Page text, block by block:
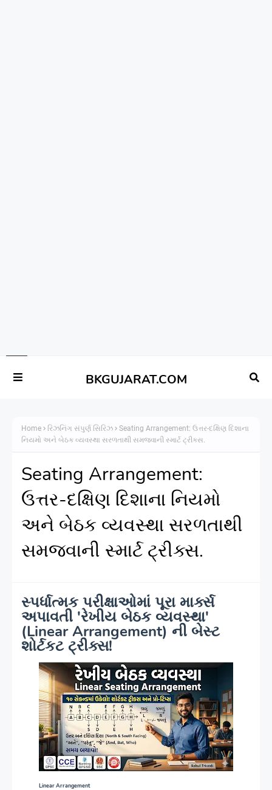
BKGUJARAT.COM
Home રિઝનિંગ સંપુર્ણ સિરિઝ
Seating Arrangement: ઉત્તર-દક્ષિણ દિશાના
નિયમો અને બેઠક વ્યવસ્થા સરળતાથી સમજવાની સ્માર્ટ ટ્રીક્સ.
Seating Arrangement:
ઉત્તર-દક્ષિણ દિશાના નિયમો
અને બેઠક વ્યવસ્થા સરળતાથી
સમજવાની સ્માર્ટ ટ્રીક્સ.
સ્પર્ધાત્મક પરીક્ષાઓમાં પૂરા માર્ક્સ
અપાવતી 'રેખીય બેઠક વ્યવસ્થા'
(Linear Arrangement) ની બેસ્ટ
શોર્ટકટ ટ્રીક્સ!
Linear Arrangement